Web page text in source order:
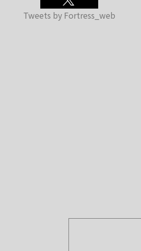
Tweets by Fortress_web